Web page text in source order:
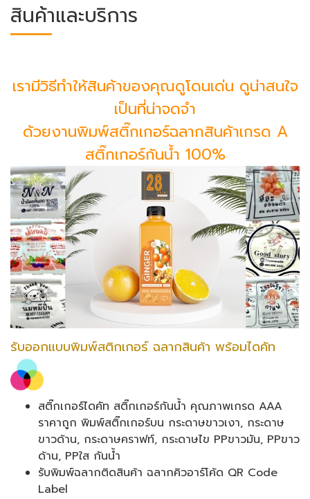
สินค้าและบริการ
เรามีวิธีทำให้สินค้าของคุณดูโดนเด่น ดูน่าสนใจ
เป็นที่น่าจดจำ
ด้วยงานพิมพ์สติ๊กเกอร์ฉลากสินค้าเกรด A
สติ๊กเกอร์กันน้ำ 100%
รับออกแบบพิมพ์สติกเกอร์ ฉลากสินค้า พร้อมไดคัท
สติ๊กเกอร์ไดคัท สติ๊กเกอร์กันน้ำ คุณภาพเกรด AAA
ราคาถูก พิมพ์สติ๊กเกอร์บน กระดาษขาวเงา, กระดาษ
ขาวด้าน, กระดาษคราฟท์, กระดาษไข PPขาวมัน, PPขาว
ด้าน, PPใส กันน้ำ
รับพิมพ์ฉลากติดสินค้า ฉลากคิวอาร์โค้ด QR Code
Label